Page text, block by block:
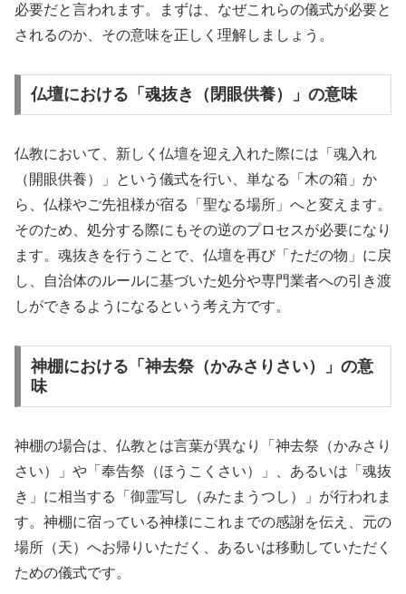
必要だと言われます。まずは、なぜこれらの儀式が必要と
されるのか、その意味を正しく理解しましょう。
仏壇における「魂抜き（閉眼供養）」の意味
仏教において、新しく仏壇を迎え入れた際には「魂入れ
（開眼供養）」という儀式を行い、単なる「木の箱」か
ら、仏様やご先祖様が宿る「聖なる場所」へと変えます。
そのため、処分する際にもその逆のプロセスが必要になり
ます。魂抜きを行うことで、仏壇を再び「ただの物」に戻
し、自治体のルールに基づいた処分や専門業者への引き渡
しができるようになるという考え方です。
神棚における「神去祭（かみさりさい）」の意
味
神棚の場合は、仏教とは言葉が異なり「神去祭（かみさり
さい）」や「奉告祭（ほうこくさい）」、あるいは「魂抜
き」に相当する「御霊写し（みたまうつし）」が行われま
す。神棚に宿っている神様にこれまでの感謝を伝え、元の
場所（天）へお帰りいただく、あるいは移動していただく
ための儀式です。